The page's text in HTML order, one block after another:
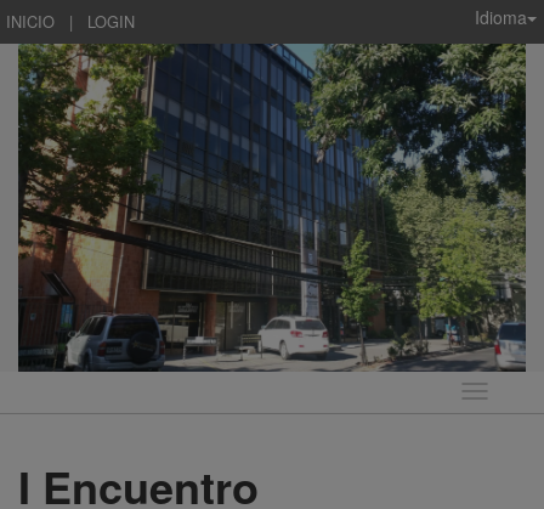
INICIO | LOGIN Idioma
Idioma
I Encuentro